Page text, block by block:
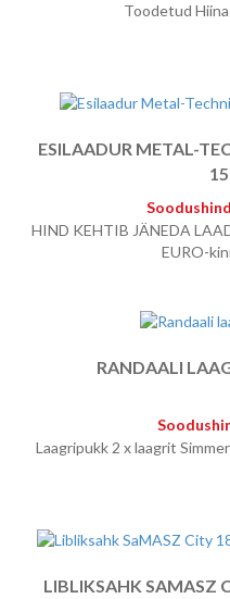
Toodetud
ESILAADUR METAL-
HIND KEHTIB JÄNEDA
EURO-
RANDAALI
Laagripukk 2 x laagrit
LIBLIKSAHK SAMASZ